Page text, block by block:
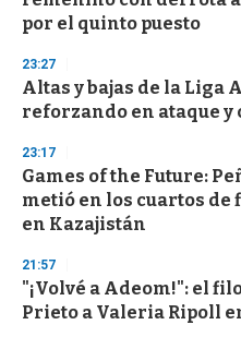
c
o
d
s
por el quinto puesto
23:27
Altas y bajas de la Liga
reforzando en ataque
23:17
Games of the Future:
metió en los cuartos
en Kazajistán
21:57
"¡Volvé a Adeom!": el
Prieto a Valeria Ripoll